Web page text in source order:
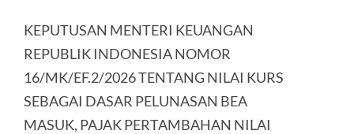
KEPUTUSAN MENTERI KEUANGAN
REPUBLIK INDONESIA NOMOR
16/MK/EF.2/2026 TENTANG NILAI KURS
SEBAGAI DASAR PELUNASAN BEA
MASUK, PAJAK PERTAMBAHAN NILAI